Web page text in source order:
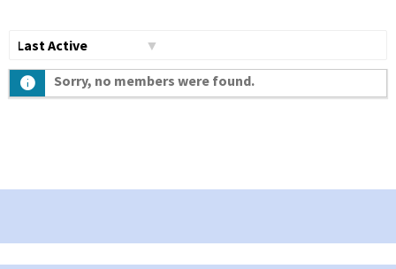
Sorry, no members were found.